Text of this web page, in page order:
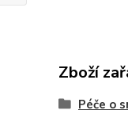
Zboží
Péče o